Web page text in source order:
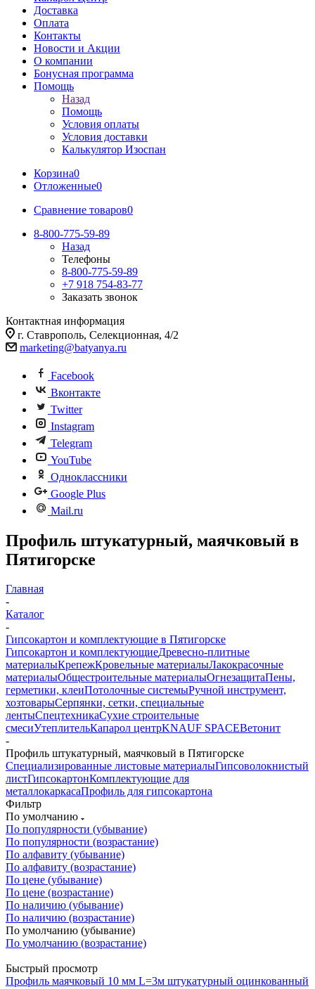
Доставка
Оплата
Контакты
Новости и Акции
О компании
Бонусная программа
Помощь
Назад
Помощь
Условия оплаты
Условия доставки
Калькулятор Изоспан
Корзина0
Отложенные0
Сравнение товаров0
8-800-775-59-89
Назад
Телефоны
8-800-775-59-89
+7 918 754-83-77
Заказать звонок
Контактная информация
г. Ставрополь, Селекционная, 4/2
marketing@batyanya.ru
Facebook
Вконтакте
Twitter
Instagram
Telegram
YouTube
Одноклассники
Google Plus
Mail.ru
Профиль штукатурный, маячковый в
Пятигорске
Главная
-
Каталог
-
Гипсокартон и комплектующие в Пятигорске
Гипсокартон и комплектующиеДревесно-плитные
материалыКрепежКровельные материалыЛакокрасочные
материалыОбщестроительные материалыОгнезащитаПены,
герметики, клеиПотолочные системыРучной инструмент,
хозтоварыСерпянки, сетки, специальные
лентыСпецтехникаСухие строительные
смесиУтеплительКапарол центрKNAUF SPACEВетонит
-
Профиль штукатурный, маячковый в Пятигорске
Специализированные листовые материалыГипсоволокнистый
листГипсокартонКомплектующие для
металлокаркасаПрофиль для гипсокартона
Фильтр
По умолчанию
По популярности (убывание)
По популярности (возрастание)
По алфавиту (убывание)
По алфавиту (возрастание)
По цене (убывание)
По цене (возрастание)
По наличию (убывание)
По наличию (возрастание)
По умолчанию (убывание)
По умолчанию (возрастание)
Быстрый просмотр
Профиль маячковый 10 мм L=3м штукатурный оцинкованный